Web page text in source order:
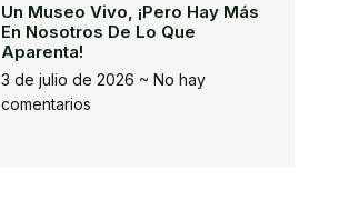
Un Museo Vivo, ¡pero Hay Más
En Nosotros De Lo Que
Aparenta!
3 de julio de 2026
No hay
comentarios